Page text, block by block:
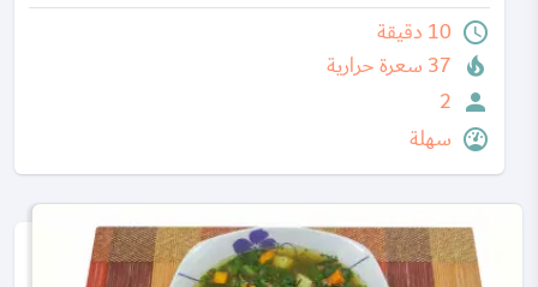
10 دقيقة
37 سعرة حرارية
2
سهلة